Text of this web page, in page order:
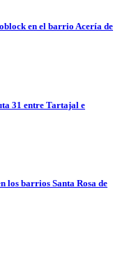
en el barrio Acería de
31 entre Tartajal e
los barrios Santa Rosa de